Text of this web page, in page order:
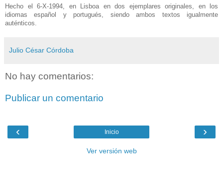
Hecho el 6-X-1994, en Lisboa en dos ejemplares originales, en los
idiomas español y portugués, siendo ambos textos igualmente
auténticos.
Julio César Córdoba
No hay comentarios:
Publicar un comentario
‹ ›
Inicio
Ver versión web